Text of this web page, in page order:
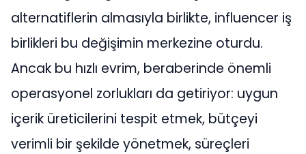
alternatiflerin almasıyla birlikte, influencer iş
birlikleri bu değişimin merkezine oturdu.
Ancak bu hızlı evrim, beraberinde önemli
operasyonel zorlukları da getiriyor: uygun
içerik üreticilerini tespit etmek, bütçeyi
verimli bir şekilde yönetmek, süreçleri